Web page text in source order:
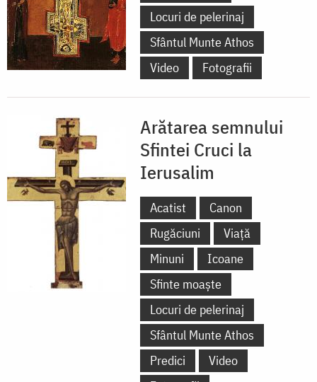
Locuri de pelerinaj
Sfântul Munte Athos
Video
Fotografii
Arătarea semnului
Sfintei Cruci la
Ierusalim
Acatist
Canon
Rugăciuni
Viață
Minuni
Icoane
Sfinte moaște
Locuri de pelerinaj
Sfântul Munte Athos
Predici
Video